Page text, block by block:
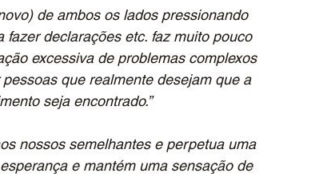
de ambos os lados pressionando
declarações etc. faz muito pouco
excessiva de problemas complexos
que realmente desejam que a
seja encontrado.”
nossos semelhantes e perpetua uma
e mantém uma sensação de